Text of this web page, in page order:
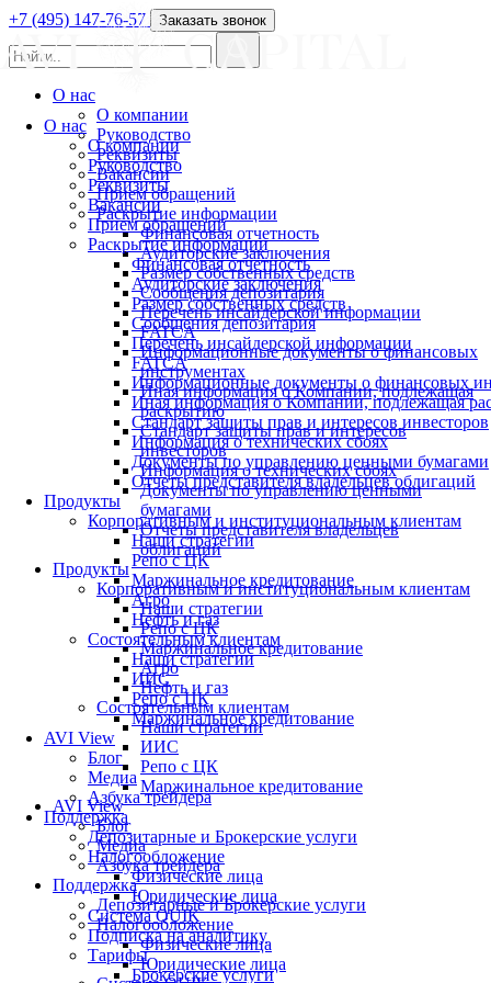
О нас
О компании
Руководство
Реквизиты
Вакансии
Прием обращений
Раскрытие информации
Финансовая отчетность
Аудиторские заключения
Размер собственных средств
Сообщения депозитария
Перечень инсайдерской информации
FATCA
Информационные документы о финансовых
Иная информация о Компании, подлежащая
Стандарт защиты прав и интересов инвесторов
Информация о технических сбоях
Документы по управлению ценными бумагами
Отчеты представителя владельцев облигаций
Продукты
Корпоративным и институциональным клиентам
Наши стратегии
Репо с ЦК
Маржинальное кредитование
Агро
Нефть и газ
Состоятельным клиентам
Наши стратегии
ИИС
Репо с ЦК
Маржинальное кредитование
AVI View
Блог
Медиа
Азбука трейдера
Поддержка
Депозитарные и Брокерские услуги
Налогообложение
Физические лица
Юридические лица
Система QUIK
Подписка на аналитику
Тарифы
Брокерские услуги
+7 (495) 147-76-57 Заказать звонок
О нас
О компании
Руководство
Реквизиты
Вакансии
Прием обращений
Раскрытие информации
Финансовая отчетность
Аудиторские заключения
Размер собственных средств
Сообщения депозитария
Перечень инсайдерской информации
FATCA
Информационные документы о финансовых
инструментах
Иная информация о Компании, подлежащая
раскрытию
Стандарт защиты прав и интересов
инвесторов
Информация о технических сбоях
Документы по управлению ценными
бумагами
Отчеты представителя владельцев
облигаций
Продукты
Корпоративным и институциональным клиентам
Наши стратегии
Репо с ЦК
Маржинальное кредитование
Агро
Нефть и газ
Состоятельным клиентам
Наши стратегии
ИИС
Репо с ЦК
Маржинальное кредитование
AVI View
Блог
Медиа
Азбука трейдера
Поддержка
Депозитарные и Брокерские услуги
Налогообложение
Физические лица
Юридические лица